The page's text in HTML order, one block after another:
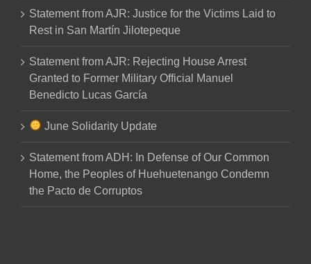
Statement from AJR: Justice for the Victims Laid to
Rest in San Martín Jilotepeque
Statement from AJR: Rejecting House Arrest
Granted to Former Military Official Manuel
Benedicto Lucas García
June Solidarity Update
Statement from ADH: In Defense of Our Common
Home, the Peoples of Huehuetenango Condemn
the Pacto de Corruptos